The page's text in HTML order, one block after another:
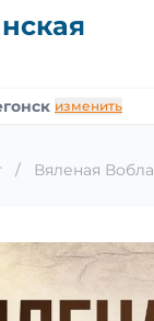
изменить
/ Вяленая Вобла